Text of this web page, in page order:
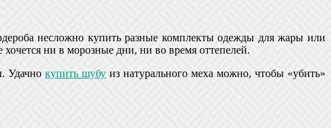
несложно купить разные комплекты одежды для жары или
ни в морозные дни, ни во время оттепелей.
Удачно купить шубу из натурального меха можно, чтобы «убить»